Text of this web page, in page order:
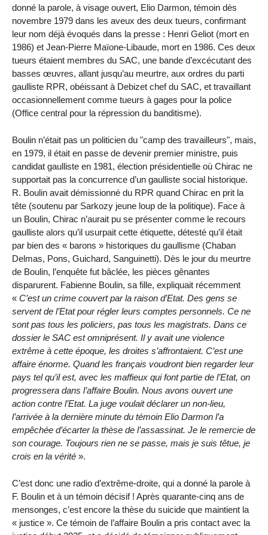
donné la parole, à visage ouvert, Elio Darmon, témoin dès
novembre 1979 dans les aveux des deux tueurs, confirmant
leur nom déjà évoqués dans la presse : Henri Geliot (mort en
1986) et Jean-Pierre Maïone-Libaude, mort en 1986. Ces deux
tueurs étaient membres du SAC, une bande d’excécutant des
basses œuvres, allant jusqu’au meurtre, aux ordres du parti
gaulliste RPR, obéissant à Debizet chef du SAC, et travaillant
occasionnellement comme tueurs à gages pour la police
(Office central pour la répression du banditisme).
Boulin n’était pas un politicien du "camp des travailleurs", mais,
en 1979, il était en passe de devenir premier ministre, puis
candidat gaulliste en 1981, élection présidentielle où Chirac ne
supportait pas la concurrence d’un gaulliste social historique.
R. Boulin avait démissionné du RPR quand Chirac en prit la
tête (soutenu par Sarkozy jeune loup de la politique). Face à
un Boulin, Chirac n’aurait pu se présenter comme le recours
gaulliste alors qu’il usurpait cette étiquette, détesté qu’il était
par bien des « barons » historiques du gaullisme (Chaban
Delmas, Pons, Guichard, Sanguinetti). Dès le jour du meurtre
de Boulin, l’enquête fut bâclée, les pièces gênantes
disparurent. Fabienne Boulin, sa fille, expliquait récemment
« C’est un crime couvert par la raison d’Etat. Des gens se
servent de l’Etat pour régler leurs comptes personnels. Ce ne
sont pas tous les policiers, pas tous les magistrats. Dans ce
dossier le SAC est omniprésent. Il y avait une violence
extrême à cette époque, les droites s’affrontaient. C’est une
affaire énorme. Quand les français voudront bien regarder leur
pays tel qu’il est, avec les maffieux qui font partie de l’Etat, on
progressera dans l’affaire Boulin. Nous avons ouvert une
action contre l’Etat. La juge voulait déclarer un non-lieu,
l’arrivée à la dernière minute du témoin Elio Darmon l’a
empêchée d’écarter la thèse de l’assassinat. Je le remercie de
son courage. Toujours rien ne se passe, mais je suis têtue, je
crois en la vérité ».
C’est donc une radio d’extrême-droite, qui a donné la parole à
F. Boulin et à un témoin décisif ! Après quarante-cinq ans de
mensonges, c’est encore la thèse du suicide que maintient la
« justice ». Ce témoin de l’affaire Boulin a pris contact avec la